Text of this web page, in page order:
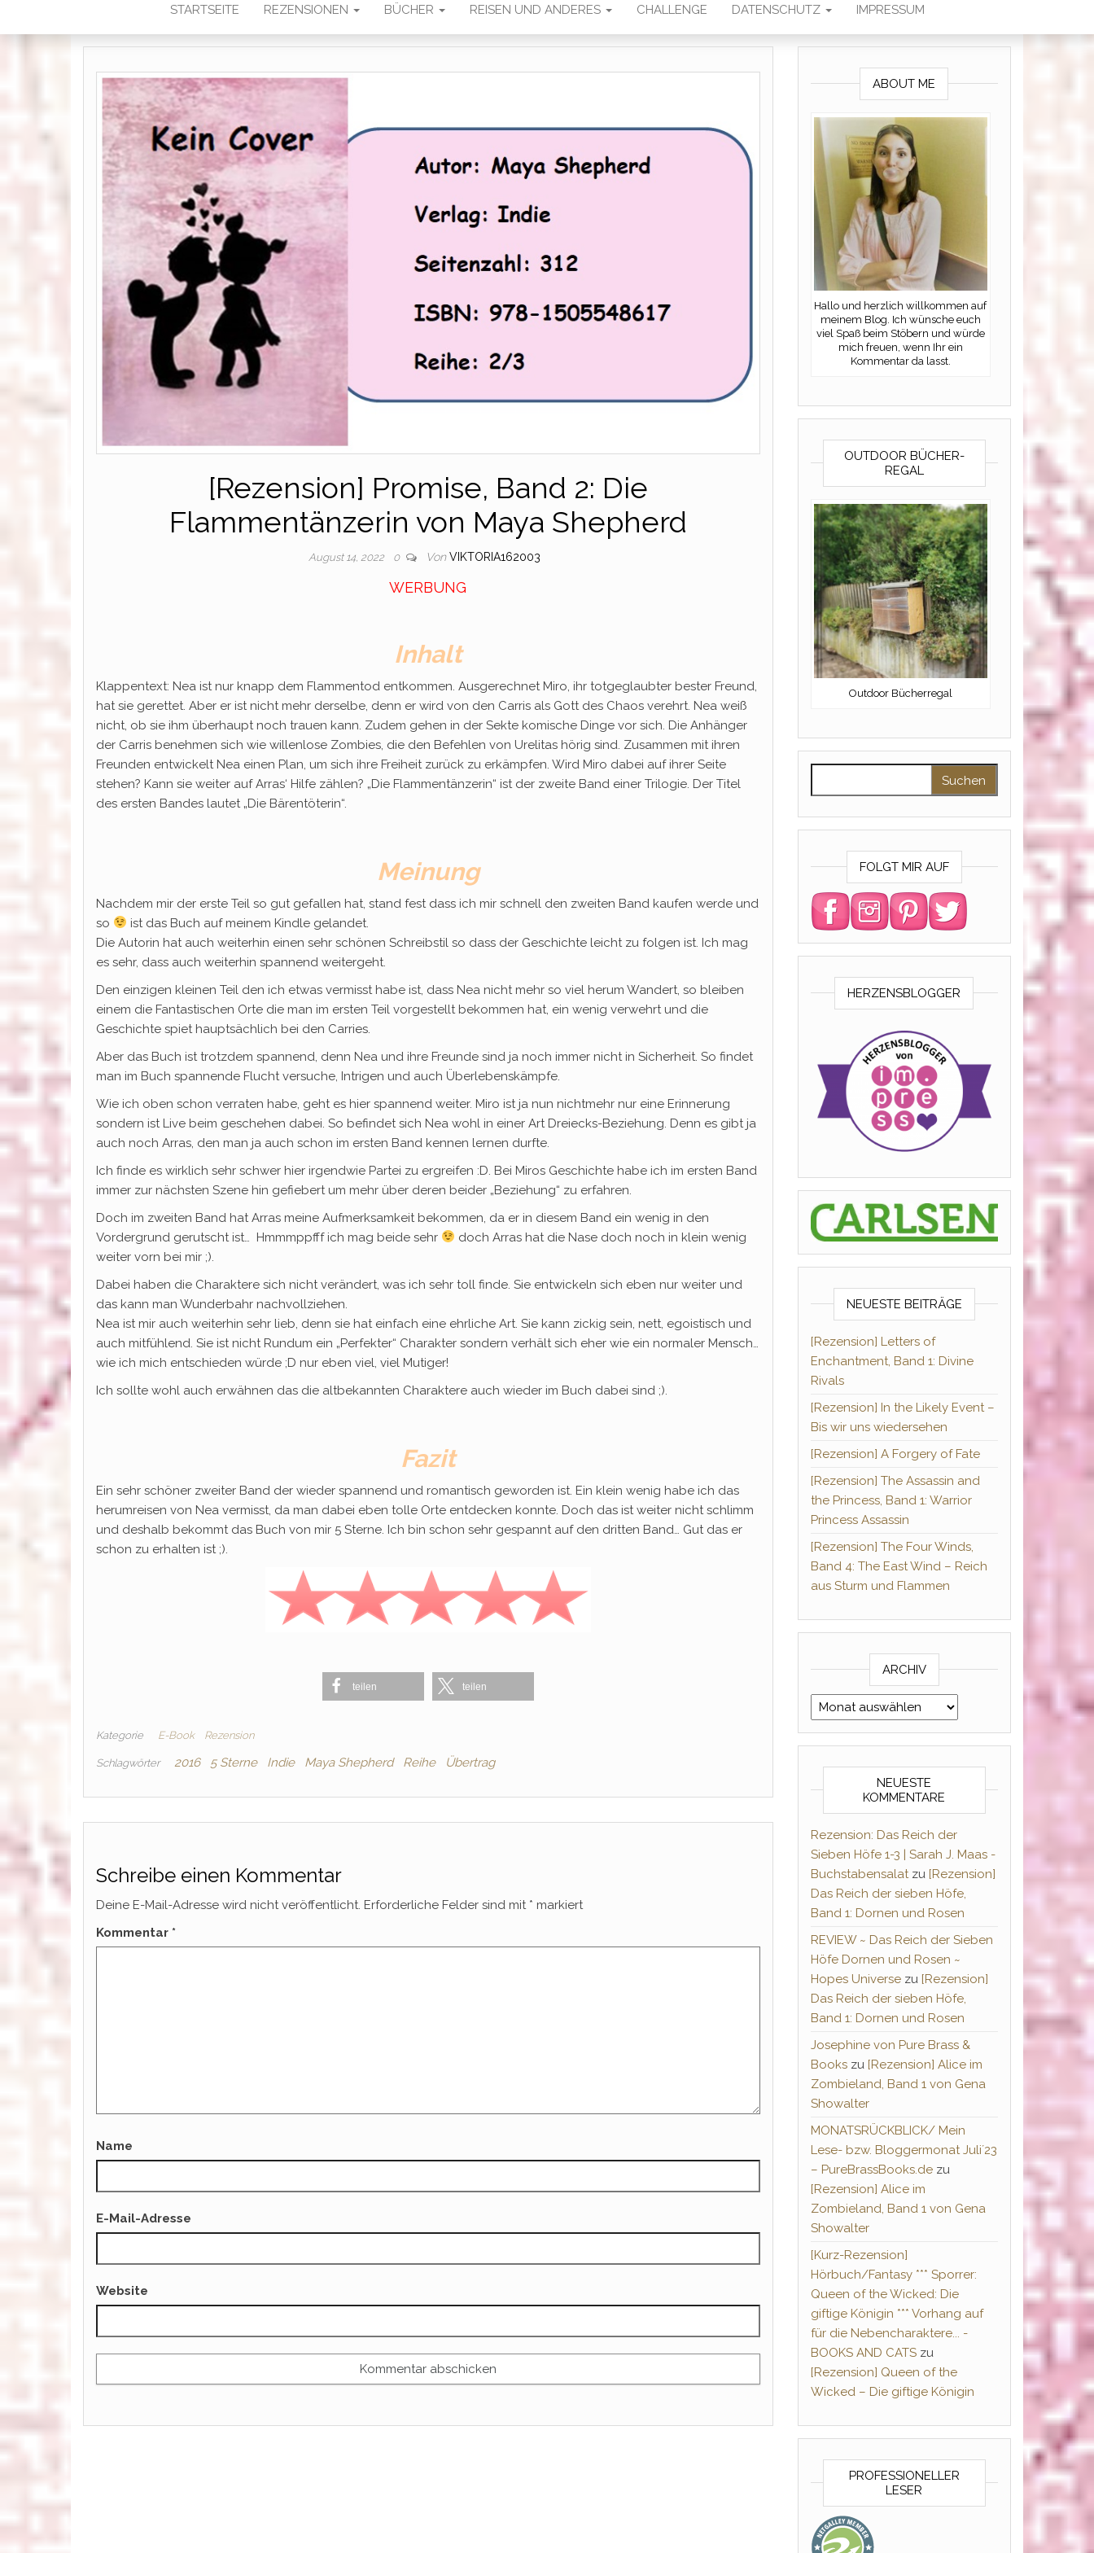
STARTSEITE REZENSIONEN BÜCHER REISEN UND ANDERES CHALLENGE DATENSCHUTZ IMPRESSUM
[Rezension] Promise, Band 2: Die
Flammentänzerin von Maya Shepherd
August 14, 2022 0 Von VIKTORIA162003
WERBUNG
Inhalt
Klappentext: Nea ist nur knapp dem Flammentod entkommen. Ausgerechnet Miro, ihr totgeglaubter bester Freund,
hat sie gerettet. Aber er ist nicht mehr derselbe, denn er wird von den Carris als Gott des Chaos verehrt. Nea weiß
nicht, ob sie ihm überhaupt noch trauen kann. Zudem gehen in der Sekte komische Dinge vor sich. Die Anhänger
der Carris benehmen sich wie willenlose Zombies, die den Befehlen von Urelitas hörig sind. Zusammen mit ihren
Freunden entwickelt Nea einen Plan, um sich ihre Freiheit zurück zu erkämpfen. Wird Miro dabei auf ihrer Seite
stehen? Kann sie weiter auf Arras‘ Hilfe zählen? „Die Flammentänzerin“ ist der zweite Band einer Trilogie. Der Titel
des ersten Bandes lautet „Die Bärentöterin“.
Meinung
Nachdem mir der erste Teil so gut gefallen hat, stand fest dass ich mir schnell den zweiten Band kaufen werde und
so
ist das Buch auf meinem Kindle gelandet.
Die Autorin hat auch weiterhin einen sehr schönen Schreibstil so dass der Geschichte leicht zu folgen ist. Ich mag
es sehr, dass auch weiterhin spannend weitergeht.
Den einzigen kleinen Teil den ich etwas vermisst habe ist, dass Nea nicht mehr so viel herum Wandert, so bleiben
einem die Fantastischen Orte die man im ersten Teil vorgestellt bekommen hat, ein wenig verwehrt und die
Geschichte spiet hauptsächlich bei den Carries.
Aber das Buch ist trotzdem spannend, denn Nea und ihre Freunde sind ja noch immer nicht in Sicherheit. So findet
man im Buch spannende Flucht versuche, Intrigen und auch Überlebenskämpfe.
Wie ich oben schon verraten habe, geht es hier spannend weiter. Miro ist ja nun nichtmehr nur eine Erinnerung
sondern ist Live beim geschehen dabei. So befindet sich Nea wohl in einer Art Dreiecks-Beziehung. Denn es gibt ja
auch noch Arras, den man ja auch schon im ersten Band kennen lernen durfte.
Ich finde es wirklich sehr schwer hier irgendwie Partei zu ergreifen :D. Bei Miros Geschichte habe ich im ersten Band
immer zur nächsten Szene hin gefiebert um mehr über deren beider „Beziehung“ zu erfahren.
Doch im zweiten Band hat Arras meine Aufmerksamkeit bekommen, da er in diesem Band ein wenig in den
Vordergrund gerutscht ist… Hmmmppfff ich mag beide sehr
doch Arras hat die Nase doch noch in klein wenig
weiter vorn bei mir ;).
Dabei haben die Charaktere sich nicht verändert, was ich sehr toll finde. Sie entwickeln sich eben nur weiter und
das kann man Wunderbahr nachvollziehen.
Nea ist mir auch weiterhin sehr lieb, denn sie hat einfach eine ehrliche Art. Sie kann zickig sein, nett, egoistisch und
auch mitfühlend. Sie ist nicht Rundum ein „Perfekter“ Charakter sondern verhält sich eher wie ein normaler Mensch…
wie ich mich entschieden würde ;D nur eben viel, viel Mutiger!
Ich sollte wohl auch erwähnen das die altbekannten Charaktere auch wieder im Buch dabei sind ;).
Fazit
Ein sehr schöner zweiter Band der wieder spannend und romantisch geworden ist. Ein klein wenig habe ich das
herumreisen von Nea vermisst, da man dabei eben tolle Orte entdecken konnte. Doch das ist weiter nicht schlimm
und deshalb bekommt das Buch von mir 5 Sterne. Ich bin schon sehr gespannt auf den dritten Band… Gut das er
schon zu erhalten ist ;).
teilen teilen
Kategorie E-Book Rezension
Schlagwörter 2016 5 Sterne Indie Maya Shepherd Reihe Übertrag
Schreibe einen Kommentar
Deine E-Mail-Adresse wird nicht veröffentlicht. Erforderliche Felder sind mit * markiert
Kommentar *
Name
E-Mail-Adresse
Website
ABOUT ME
Hallo und herzlich willkommen auf
meinem Blog. Ich wünsche euch
viel Spaß beim Stöbern und würde
mich freuen, wenn Ihr ein
Kommentar da lasst.
OUTDOOR BÜCHER-
REGAL
Outdoor Bücherregal
FOLGT MIR AUF
HERZENSBLOGGER
NEUESTE BEITRÄGE
[Rezension] Letters of
Enchantment, Band 1: Divine
Rivals
[Rezension] In the Likely Event –
Bis wir uns wiedersehen
[Rezension] A Forgery of Fate
[Rezension] The Assassin and
the Princess, Band 1: Warrior
Princess Assassin
[Rezension] The Four Winds,
Band 4: The East Wind – Reich
aus Sturm und Flammen
ARCHIV
Archiv
NEUESTE
KOMMENTARE
Rezension: Das Reich der
Sieben Höfe 1-3 | Sarah J. Maas -
Buchstabensalatzu [Rezension]
Das Reich der sieben Höfe,
Band 1: Dornen und Rosen
REVIEW ~ Das Reich der Sieben
Höfe Dornen und Rosen ~
Hopes Universezu [Rezension]
Das Reich der sieben Höfe,
Band 1: Dornen und Rosen
Josephine von Pure Brass &
Bookszu [Rezension] Alice im
Zombieland, Band 1 von Gena
Showalter
MONATSRÜCKBLICK/ Mein
Lese- bzw. Bloggermonat Juli´23
– PureBrassBooks.dezu
[Rezension] Alice im
Zombieland, Band 1 von Gena
Showalter
[Kurz-Rezension]
Hörbuch/Fantasy *** Sporrer:
Queen of the Wicked: Die
giftige Königin *** Vorhang auf
für die Nebencharaktere... -
BOOKS AND CATSzu
[Rezension] Queen of the
Wicked – Die giftige Königin
PROFESSIONELLER
LESER